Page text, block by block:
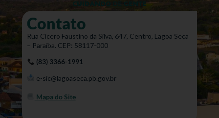
Contato
Rua Cícero Faustino da Silva, 647, Centro, Lagoa Seca
– Paraíba. CEP: 58117-000
(83) 3366-1991
e-sic@lagoaseca.pb.gov.br
Mapa do Site